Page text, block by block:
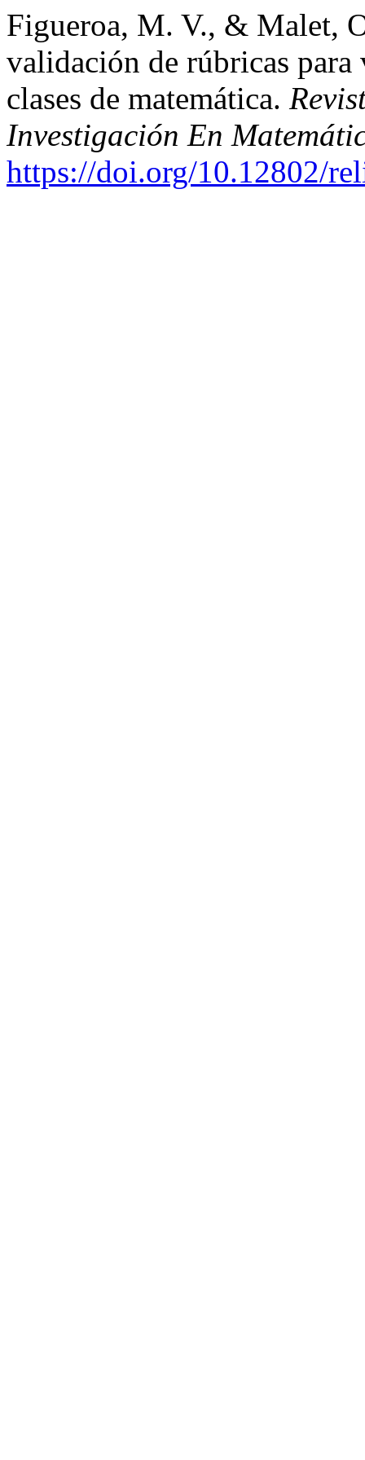
Figueroa, M. V., & Malet,
validación de rúbricas
clases de matemática.
Investigación En
https://doi.org/10.12802/